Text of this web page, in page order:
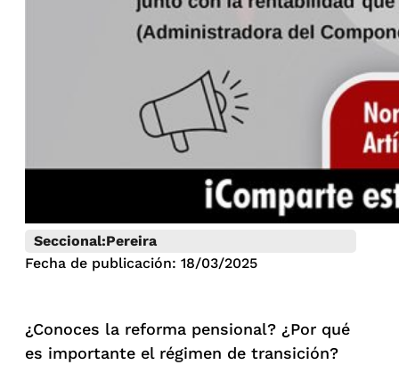
Seccional:Pereira
Fecha de publicación: 18/03/2025
¿Conoces la reforma pensional? ¿Por qué
es importante el régimen de transición?